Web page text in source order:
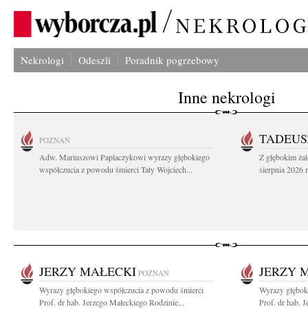
Nekrologi Odeszli Poradnik pogrzebowy
Inne nekrologi
POZNAŃ
Adw. Mariuszowi Paplaczykowi wyrazy głębokiego
współczucia z powodu śmierci Taty Wojciech...
Z głębokim
sierpnia 2026
JERZY MAŁECKI POZNAŃ
Wyrazy głębokiego współczucia z powodu śmierci
Prof. dr hab. Jerzego Małeckiego Rodzinie...
JERZY
Wyrazy
Prof. dr hab.